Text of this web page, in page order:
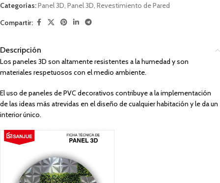
Categorías:Panel 3D, Panel 3D, Revestimiento de Pared
Compartir:
Descripción
Los paneles 3D son altamente resistentes a la humedad y son
materiales respetuosos con el medio ambiente.
El uso de paneles de PVC decorativos contribuye a la implementación
de las ideas más atrevidas en el diseño de cualquier habitación y le da un
interior único.